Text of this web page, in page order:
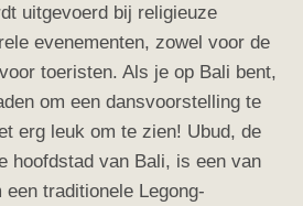
uitgevoerd bij religieuze
evenementen, zowel voor de
toeristen. Als je op Bali bent,
om een dansvoorstelling te
erg leuk om te zien! Ubud, de
hoofdstad van Bali, is een van
traditionele Legong-